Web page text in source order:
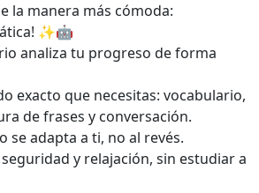
la manera más cómoda:
✨🤖
analiza tu progreso de forma
exacto que necesitas: vocabulario,
de frases y conversación.
se adapta a ti, no al revés.
y relajación, sin estudiar a